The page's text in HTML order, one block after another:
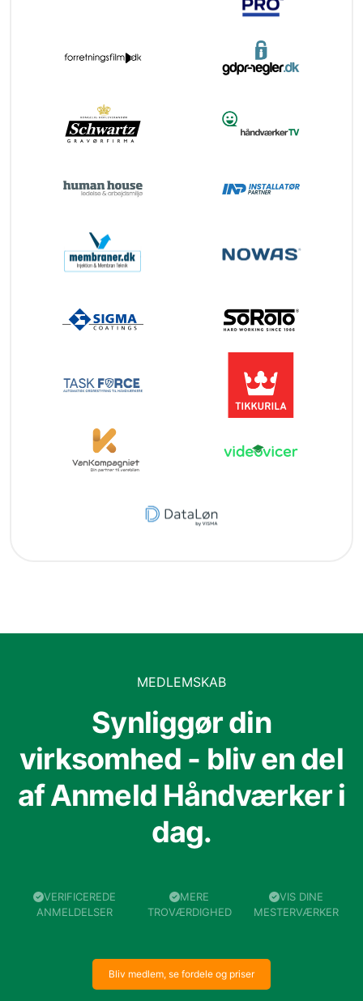
MEDLEMSKAB
Synliggør din
virksomhed - bliv en del
af Anmeld Håndværker i
dag.
VERIFICEREDE
ANMELDELSER
MERE
TROVÆRDIGHED
VIS DINE
MESTERVÆRKER
Bliv medlem, se fordele og priser